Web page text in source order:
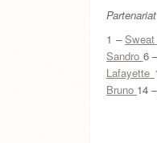
1 –
Sandro 6
Lafayette
Bruno 14 –